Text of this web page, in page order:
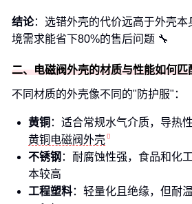
结论：选错外壳的代价远高于外壳本
境需求能省下80%的售后问题 🔧
二、电磁阀外壳的材质与性能如何匹
不同材质的外壳像不同的"防护服"：
黄铜 ：适合常规水气介质，导热
黄铜电磁阀外壳
不锈钢 ：耐腐蚀性强，食品和化
本较高
工程塑料：轻量化且绝缘，但耐